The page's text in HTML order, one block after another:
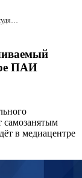
Как самозанятым оформить оплачиваемый больничный, обсудят в медиацентре ПАИ
ПАИ
самозанятым
в медиацентре